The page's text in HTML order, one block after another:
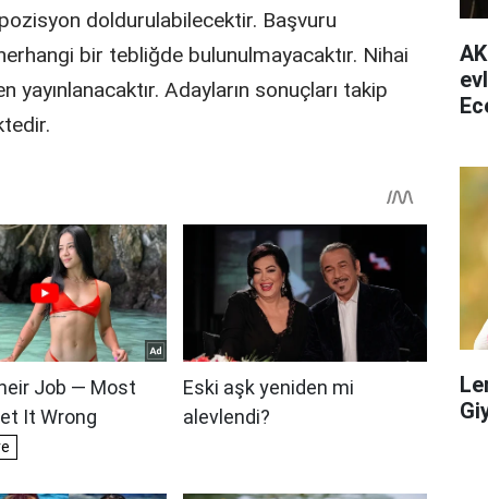
doldurulabilecektir. Başvuru
bir tebliğde bulunulmayacaktır. Nihai
Adayların sonuçları takip